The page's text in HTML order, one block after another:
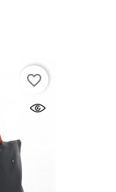
favorite_border